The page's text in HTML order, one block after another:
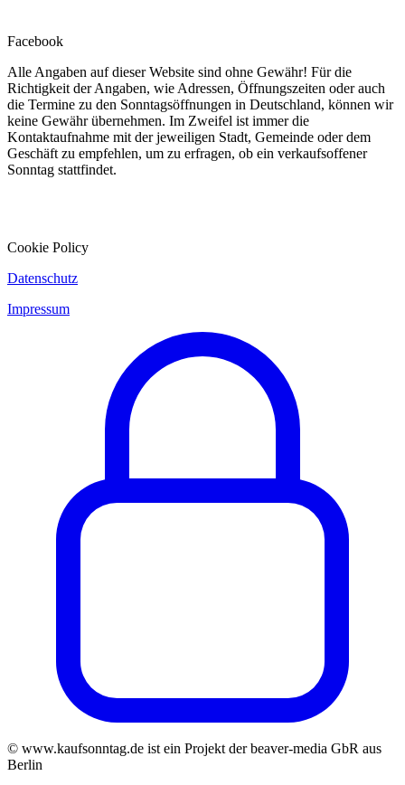
Facebook
Alle Angaben auf dieser Website sind ohne Gewähr! Für die
Richtigkeit der Angaben, wie Adressen, Öffnungszeiten oder auch
die Termine zu den Sonntagsöffnungen in Deutschland, können wir
keine Gewähr übernehmen. Im Zweifel ist immer die
Kontaktaufnahme mit der jeweiligen Stadt, Gemeinde oder dem
Geschäft zu empfehlen, um zu erfragen, ob ein verkaufsoffener
Sonntag stattfindet.
Cookie Policy
Datenschutz
Impressum
© www.kaufsonntag.de ist ein Projekt der beaver-media GbR aus
Berlin